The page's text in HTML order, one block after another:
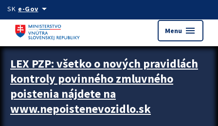
Preskocit na hlavný obsah
SK e-Govarrow_drop_down
Menu menu
Zastavit automatický posun upútavok
LEX PZP: všetko o nových pravidlách
kontroly povinného zmluvného
poistenia nájdete na
www.nepoistenevozidlo.sk